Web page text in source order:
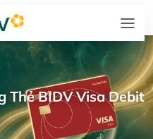
Thẻ BIDV Visa Debit